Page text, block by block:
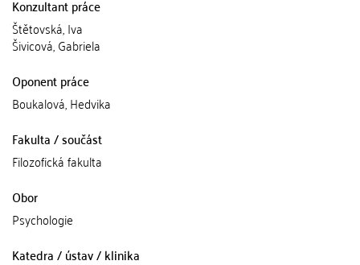
Konzultant práce
Štětovská, Iva
Šivicová, Gabriela
Oponent práce
Boukalová, Hedvika
Fakulta / součást
Filozofická fakulta
Obor
Psychologie
Katedra / ústav / klinika